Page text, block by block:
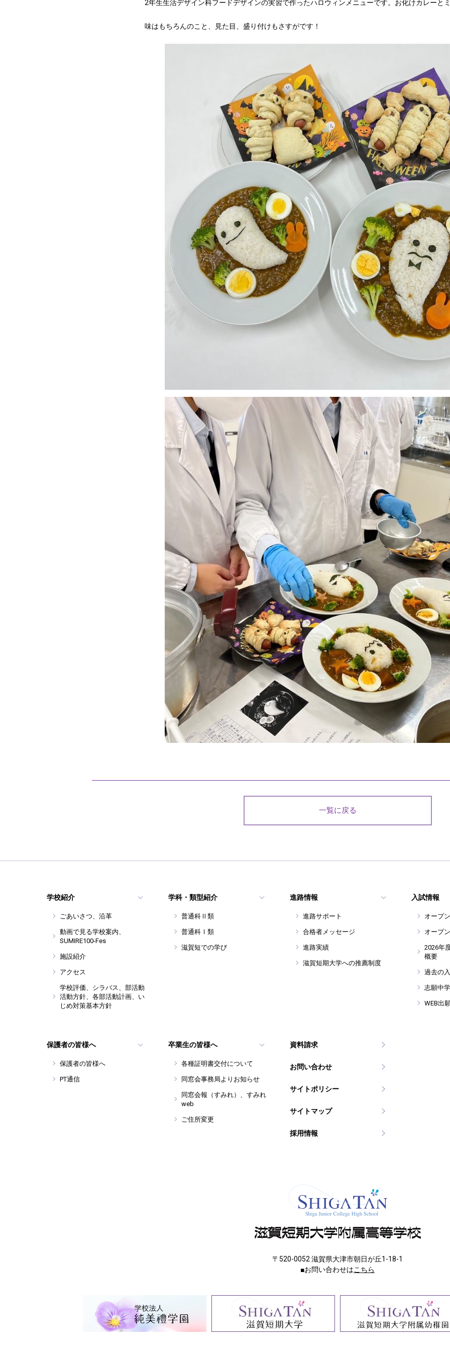
2年生生活デザイン科フードデザインの実習で作ったハロウィンメニューです。お化けカレーと
味はもちろんのこと、見た目、盛り付けもさすがです！
一覧に戻る
学校紹介
ごあいさつ、沿革
動画で見る学校案内、
SUMIRE100-Fes
施設紹介
アクセス
学校評価、シラバス、部活動
活動方針、各部活動計画、い
じめ対策基本方針
学科・類型紹介
普通科Ⅱ類
普通科Ⅰ類
滋賀短での学び
進路情報
進路サポート
合格者メッセージ
進路実績
滋賀短期大学への推薦制度
入試情報
オープ
オープ
2026年
概要
過去の
志願中
WEB出
保護者の皆様へ
保護者の皆様へ
PT通信
卒業生の皆様へ
各種証明書交付について
同窓会事務局よりお知らせ
同窓会報（すみれ）、すみれ
web
ご住所変更
資料請求
お問い合わせ
サイトポリシー
サイトマップ
採用情報
〒520-0052 滋賀県大津市朝日が丘1-18-1
■お問い合わせはこちら